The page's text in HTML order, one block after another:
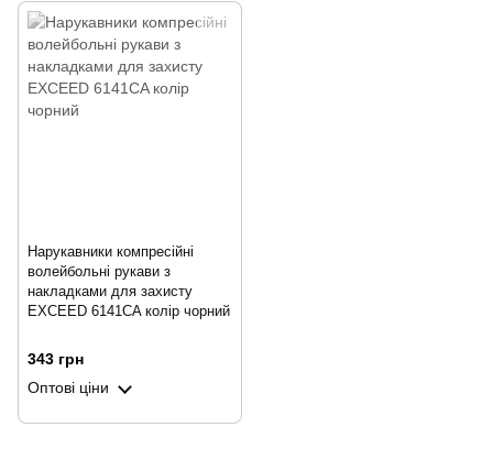
Нарукавники компресійні
волейбольні рукави з
накладками для захисту
EXCEED 6141CA колір чорний
343 грн
Оптові ціни